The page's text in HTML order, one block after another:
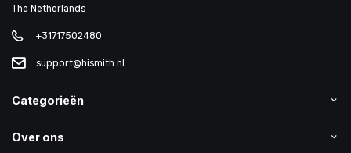
The Netherlands
+31717502480
support@hismith.nl
Categorieën
Over ons